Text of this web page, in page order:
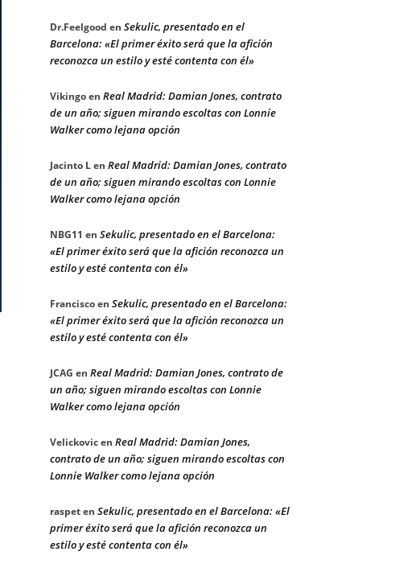
Dr.Feelgood en Sekulic, presentado en el
Barcelona: «El primer éxito será que la afición
reconozca un estilo y esté contenta con él»
Vikingoen Real Madrid: Damian Jones, contrato
de un año; siguen mirando escoltas con Lonnie
Walker como lejana opción
Jacinto Len Real Madrid: Damian Jones, contrato
de un año; siguen mirando escoltas con Lonnie
Walker como lejana opción
NBG11 en Sekulic, presentado en el Barcelona:
«El primer éxito será que la afición reconozca un
estilo y esté contenta con él»
Franciscoen Sekulic, presentado en el Barcelona:
«El primer éxito será que la afición reconozca un
estilo y esté contenta con él»
JCAG en Real Madrid: Damian Jones, contrato de
un año; siguen mirando escoltas con Lonnie
Walker como lejana opción
Velickovicen Real Madrid: Damian Jones,
contrato de un año; siguen mirando escoltas con
Lonnie Walker como lejana opción
raspeten Sekulic, presentado en el Barcelona: «El
primer éxito será que la afición reconozca un
estilo y esté contenta con él»